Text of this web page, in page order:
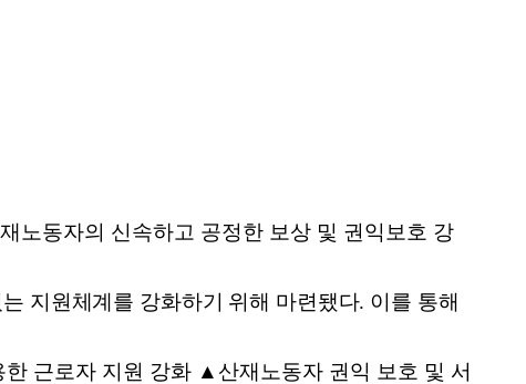
노동자의 신속하고 공정한 보상 및 권익보호 강
지원체계를 강화하기 위해 마련됐다. 이를 통해
근로자 지원 강화 ▲ 산재노동자 권익 보호 및 서